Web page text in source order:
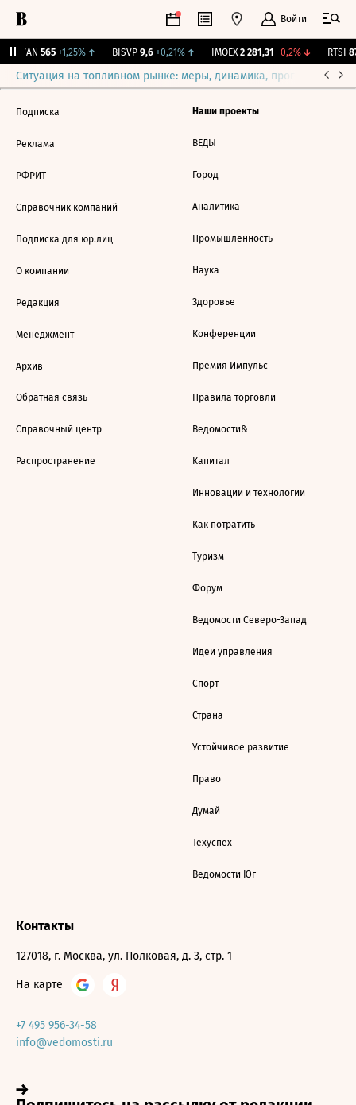
Войти
AVAN 565 +1,25%↑ BISVP 9,6 +0,21%↑ IMOEX 2 281,31 -0,2%↓ RTSI
Ситуация на топливном рынке: меры, динамика, прогнозы
Подписка
Реклама
РФРИТ
Справочник компаний
Подписка для юр.лиц
О компании
Редакция
Менеджмент
Архив
Обратная связь
Справочный центр
Распространение
Наши проекты
ВЕДЫ
Город
Аналитика
Промышленность
Наука
Здоровье
Конференции
Премия Импульс
Правила торговли
Ведомости&
Капитал
Инновации и технологии
Как потратить
Туризм
Форум
Ведомости Северо-Запад
Идеи управления
Спорт
Страна
Устойчивое развитие
Право
Думай
Техуспех
Ведомости Юг
Контакты
127018, г. Москва, ул. Полковая, д. 3, стр. 1
На карте
+7 495 956-34-58
info@vedomosti.ru